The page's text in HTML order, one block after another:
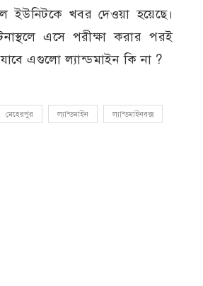
ইউনিটকে খবর দেওয়া হয়েছে।
এসে পরীক্ষা করার পরই
যাবে এগুলো ল্যান্ডমাইন কি না ?
মেহেরপুর ল্যান্ডমাইন ল্যান্ডমাইনবক্স